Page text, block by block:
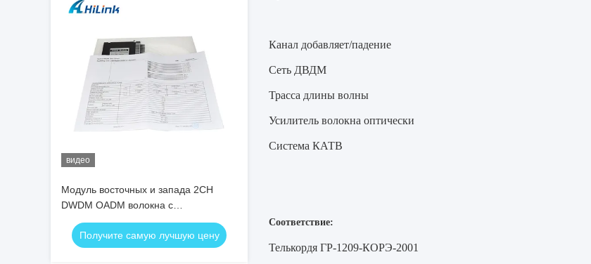
видео
Модуль восточных и запада 2CH
DWDM OADM волокна с
соединителем SC APC
Получите самую лучшую цену
Канал добавляет/падение
Сеть ДВДМ
Трасса длины волны
Усилитель волокна оптически
Система КАТВ
Соответствие:
Телькордя ГР-1209-КОРЭ-2001